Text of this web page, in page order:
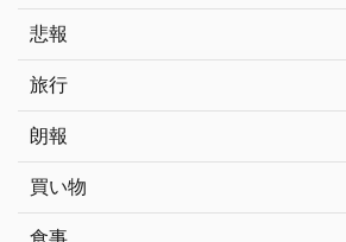
悲報
旅行
朗報
買い物